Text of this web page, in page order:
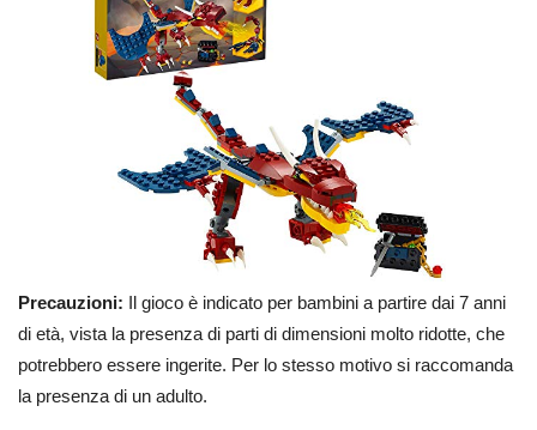
Precauzioni: Il gioco è indicato per bambini a partire dai 7 anni
di età, vista la presenza di parti di dimensioni molto ridotte, che
potrebbero essere ingerite. Per lo stesso motivo si raccomanda
la presenza di un adulto.